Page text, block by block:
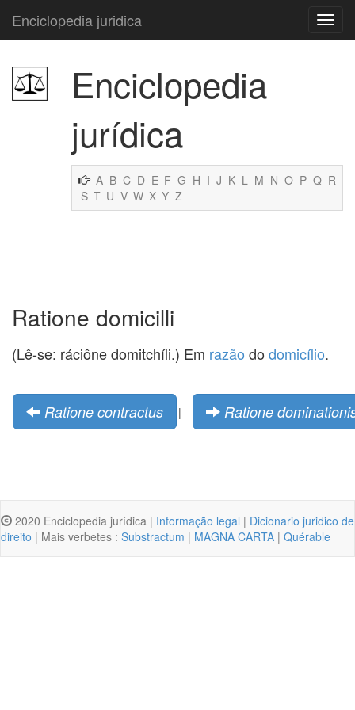
Enciclopedia juridica
Enciclopedia
jurídica
A B C D E F G H I J K L M N O P Q R
S T U V W X Y Z
Ratione domicilli
(Lê-se: ráciône domitchíli.) Em razão do domicílio.
Ratione contractus | Ratione
2020 Enciclopedia jurídica | Informação legal | Dicionario juridico de
direito | Mais verbetes : Substractum | MAGNA CARTA | Quérable